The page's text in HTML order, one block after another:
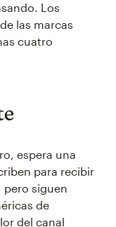
Los
las marcas
cuatro
espera una
para recibir
siguen
de
del canal